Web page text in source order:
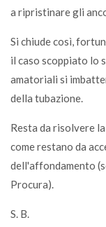
a ripristinare gli
Si chiude così,
il caso scoppiato lo
amatoriali si
della tubazione.
Resta da risolvere
come restano da
dell'affondamento
Procura).
S. B.